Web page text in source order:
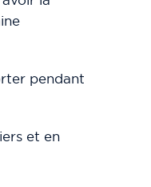
pendant
et en